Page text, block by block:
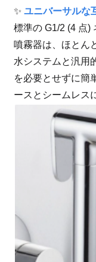
✨ユニバーサルな
標準の G1/2 (4 点)
噴霧器は、ほとん
水システムと汎用
を必要とせずに簡
ースとシームレス